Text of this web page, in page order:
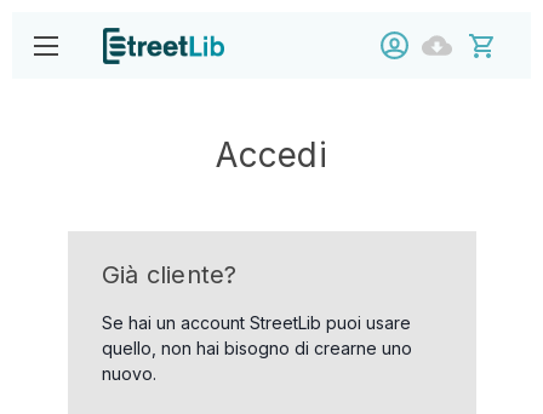
Accedi
Già cliente?
Se hai un account StreetLib puoi usare
quello, non hai bisogno di crearne uno
nuovo.